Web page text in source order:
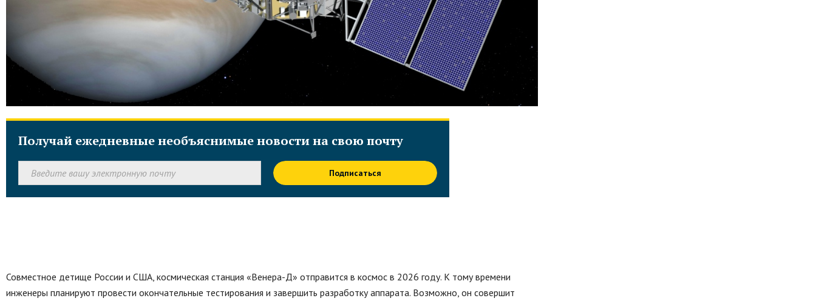
Получай ежедневные необъяснимые новости на свою почту
Подписаться
Совместное детище России и США, космическая станция «Венера-Д» отправится в космос в 2026 году. К тому времени
инженеры планируют провести окончательные тестирования и завершить разработку аппарата. Возможно, он совершит